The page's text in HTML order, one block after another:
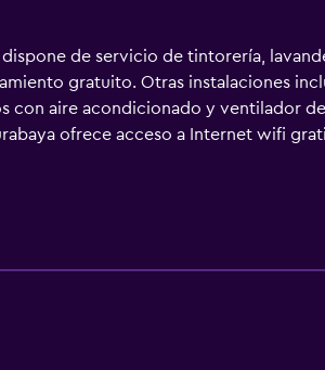
de servicio de tintorería,
gratuito. Otras instalaciones
con aire acondicionado y ventilador
ofrece acceso a Internet wifi